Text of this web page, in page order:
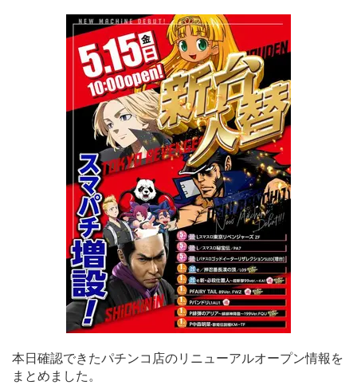
本日確認できたパチンコ店のリニューアルオープン情報を
まとめました。